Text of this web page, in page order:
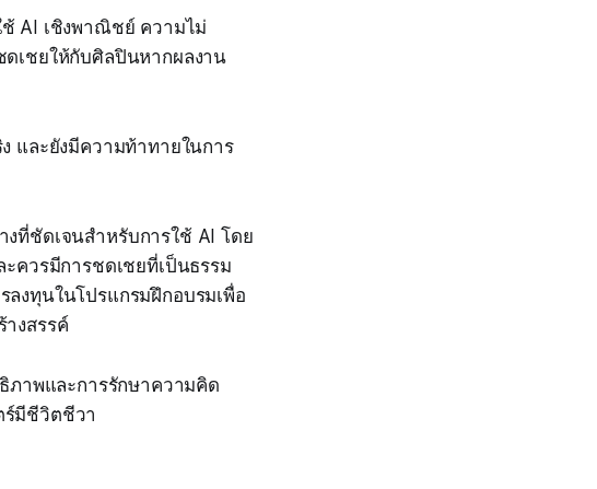
AI เชิงพาณิชย์ ความไม่
ดเชยให้กับศิลปินหากผลงาน
และยังมีความท้าทายในการ
ที่ชัดเจนสำหรับการใช้ AI โดย
ควรมีการชดเชยที่เป็นธรรม
งทุนในโปรแกรมฝึกอบรมเพื่อ
งสรรค์
ภาพและการรักษาความคิด
ร์มีชีวิตชีวา